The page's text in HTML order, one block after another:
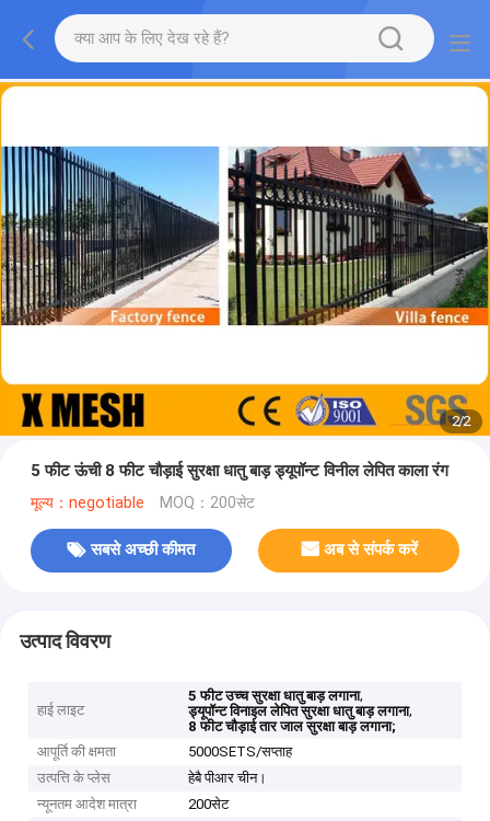
2/2
5 फीट ऊंची 8 फीट चौड़ाई सुरक्षा धातु बाड़ ड्यूपॉन्ट विनील लेपित काला रंग
मूल्य：negotiable MOQ：200सेट
सबसे अच्छी कीमत अब से संपर्क करें
उत्पाद विवरण
हाई लाइट
5 फीट उच्च सुरक्षा धातु बाड़ लगाना,
ड्यूपॉन्ट विनाइल लेपित सुरक्षा धातु बाड़ लगाना,
8 फीट चौड़ाई तार जाल सुरक्षा बाड़ लगाना;
आपूर्ति की क्षमता
5000SETS/सप्ताह
उत्पत्ति के प्लेस
हेबै पीआर चीन।
न्यूनतम आदेश मात्रा
200सेट